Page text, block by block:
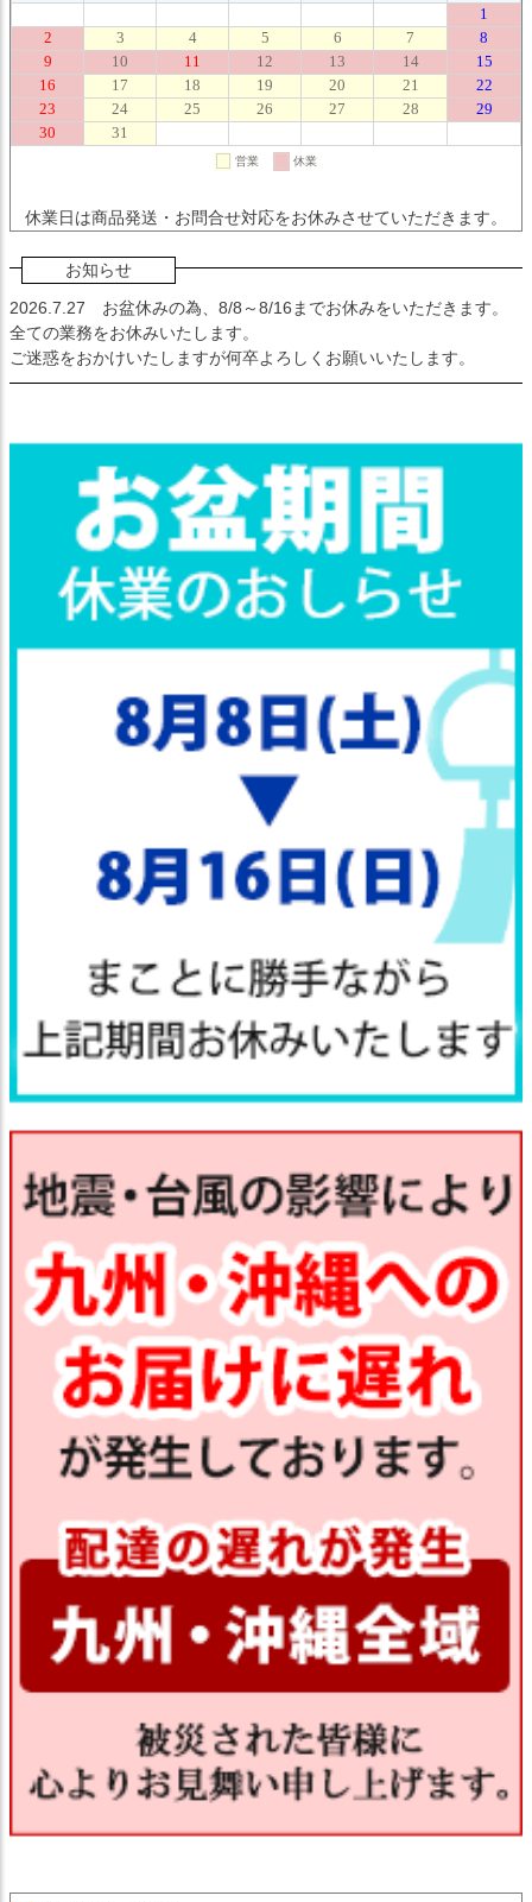
休業日は商品発送・お問合せ対応をお休みさせていただきます。
お知らせ
2026.7.27 お盆休みの為、8/8～8/16までお休みをいただきます。
全ての業務をお休みいたします。
ご迷惑をおかけいたしますが何卒よろしくお願いいたします。